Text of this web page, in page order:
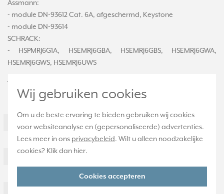
Wij gebruiken cookies
Om u de beste ervaring te bieden gebruiken wij cookies
voor websiteanalyse en (gepersonaliseerde) advertenties.
Lees meer in ons privacybeleid. Wilt u alleen noodzakelijke
cookies? Klik dan hier.
Cookies accepteren
Assmann:
- module DN-93612 Cat. 6A, afgeschermd, Keystone
- module DN-93614
SCHRACK:
- HSPMRJ6G1A, HSEMRJ6GBA, HSEMRJ6GBS, HSEMRJ6GWA,
HSEMRJ6GWS, HSEMRJ6UWS
Technische specificaties
Montagewijze Inbouw (stucwerk)
Samenstelling Overig
Ja